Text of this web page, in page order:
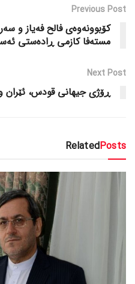
Previous Post
کۆبوونەوەی فالح فەیاز و
مستەفا کازمی ڕادەستی
Next Post
ڕۆژی جیهانی قودس، ئێران
RelatedPosts